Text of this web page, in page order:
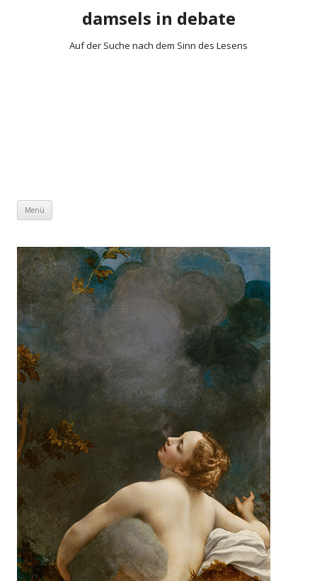
damsels in debate
Auf der Suche nach dem Sinn des Lesens
Menü